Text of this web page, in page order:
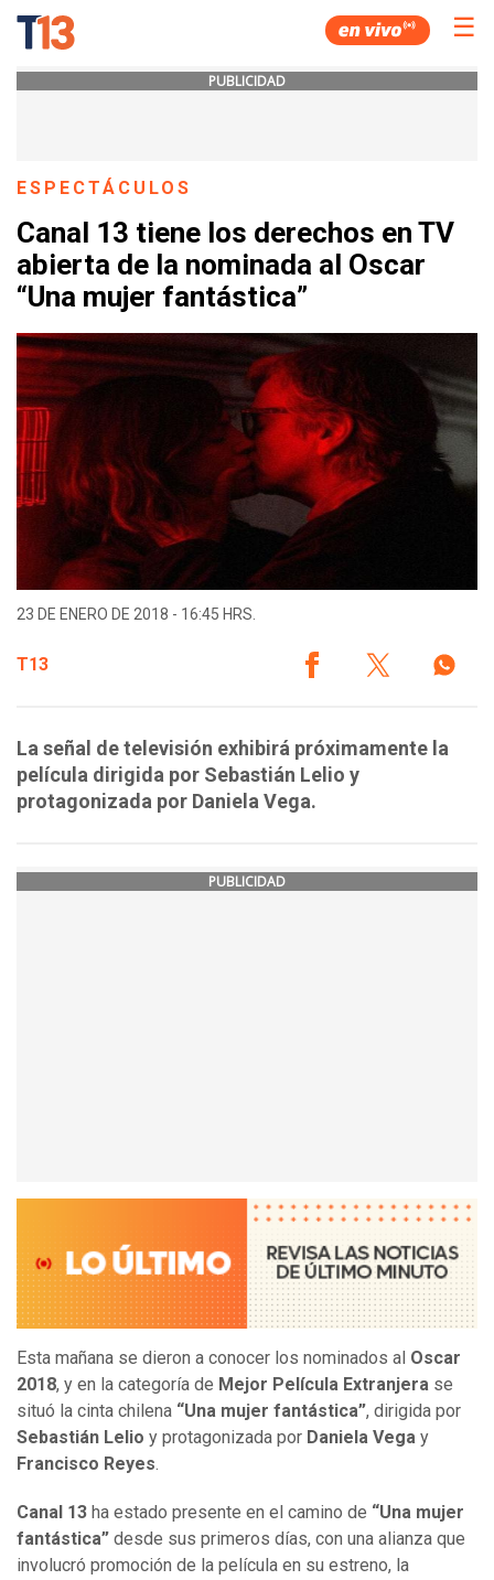
☰
PUBLICIDAD
ESPECTÁCULOS
Canal 13 tiene los derechos en TV
abierta de la nominada al Oscar
“Una mujer fantástica”
23 DE ENERO DE 2018 - 16:45 HRS.
T13
La señal de televisión exhibirá próximamente la
película dirigida por Sebastián Lelio y
protagonizada por Daniela Vega.
PUBLICIDAD
Esta mañana se dieron a conocer los nominados al Oscar
2018, y en la categoría de Mejor Película Extranjera se
situó la cinta chilena “Una mujer fantástica”, dirigida por
Sebastián Lelio y protagonizada por Daniela Vega y
Francisco Reyes.
Canal 13 ha estado presente en el camino de “Una mujer
fantástica” desde sus primeros días, con una alianza que
involucró promoción de la película en su estreno, la